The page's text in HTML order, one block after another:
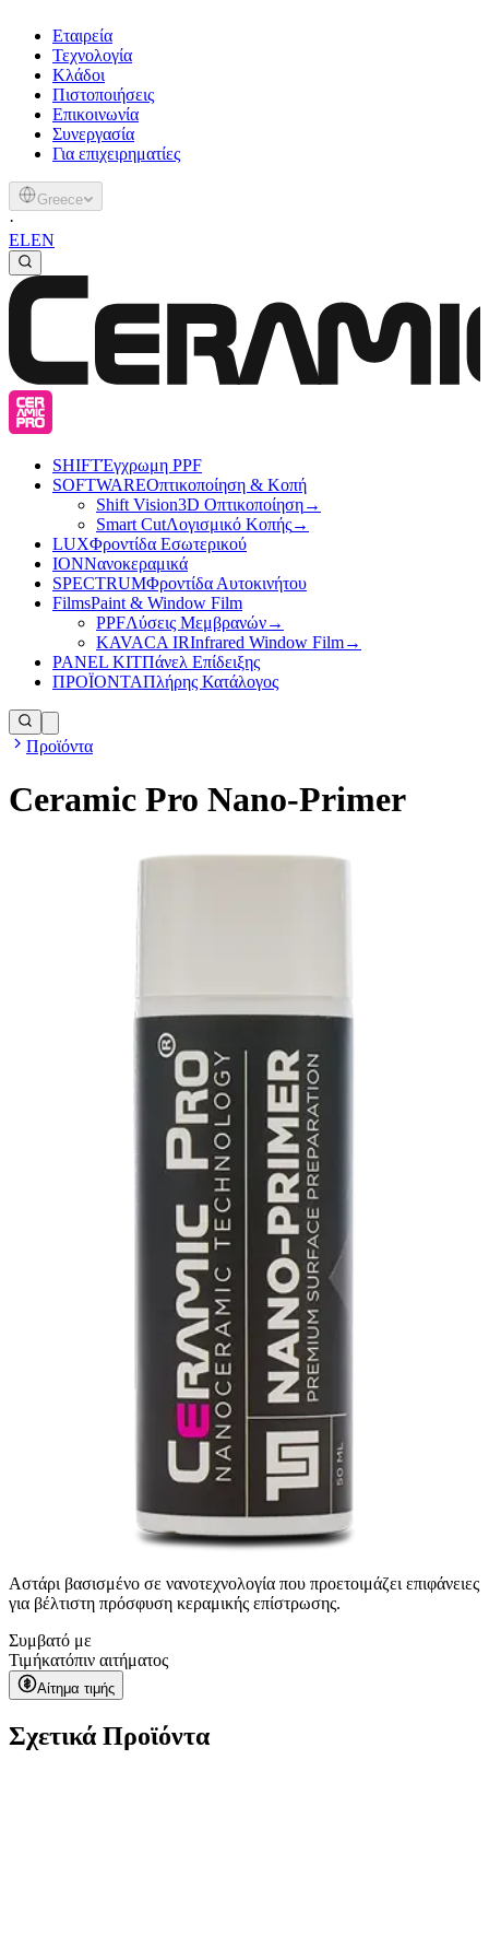
Εταιρεία
Τεχνολογία
Κλάδοι
Πιστοποιήσεις
Επικοινωνία
Συνεργασία
Για επιχειρηματίες
Greece
·
ELEN
SHIFTΈγχρωμη PPF
SOFTWAREΟπτικοποίηση & Κοπή
Shift Vision3D Οπτικοποίηση→
Smart CutΛογισμικό Κοπής→
LUXΦροντίδα Εσωτερικού
IONΝανοκεραμικά
SPECTRUMΦροντίδα Αυτοκινήτου
FilmsPaint & Window Film
PPFΛύσεις Μεμβρανών→
KAVACA IRInfrared Window Film→
PANEL KITΠάνελ Επίδειξης
ΠΡΟΪΟΝΤΑΠλήρης Κατάλογος
Προϊόντα
Ceramic Pro Nano-Primer
Αστάρι βασισμένο σε νανοτεχνολογία που προετοιμάζει επιφάνειες
για βέλτιστη πρόσφυση κεραμικής επίστρωσης.
Συμβατό με
Τιμήκατόπιν αιτήματος
Αίτημα τιμής
Σχετικά Προϊόντα